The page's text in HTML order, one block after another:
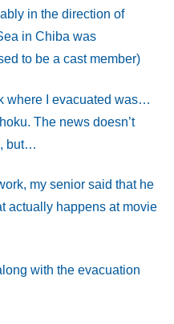
in the direction of
in Chiba was
to be a cast member)
where I evacuated was…
The news doesn’t
but…
my senior said that he
actually happens at movie
with the evacuation